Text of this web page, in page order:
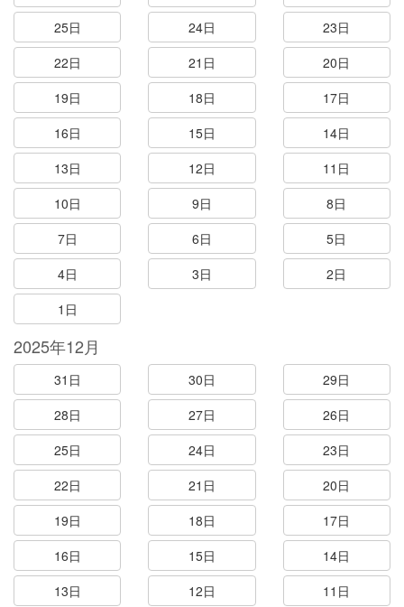
25日
24日
23日
22日
21日
20日
19日
18日
17日
16日
15日
14日
13日
12日
11日
10日
9日
8日
7日
6日
5日
4日
3日
2日
1日
2025年12月
31日 30日
29日
28日
27日
26日
25日
24日
23日
22日
21日
20日
19日
18日
17日
16日
15日
14日
13日
12日
11日